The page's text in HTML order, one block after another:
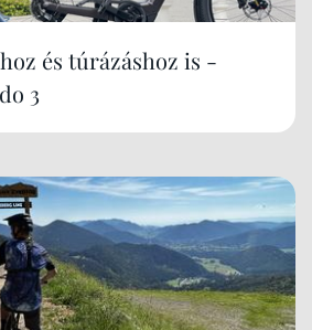
és túrázáshoz is -
3